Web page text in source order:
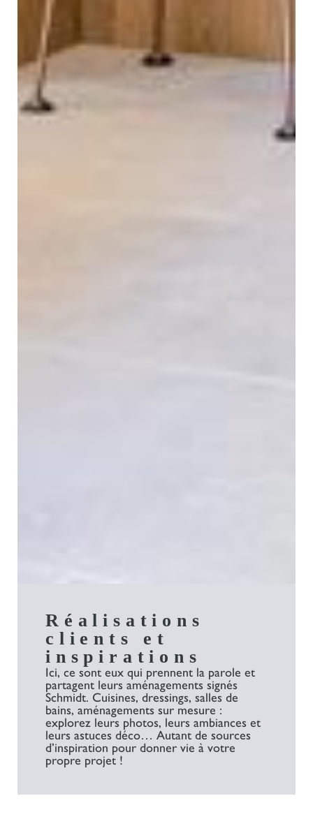
Réalisations
clients et
inspirations​
Ici, ce sont eux qui prennent la parole et
partagent leurs aménagements signés
Schmidt. Cuisines, dressings, salles de
bains, aménagements sur mesure :
explorez leurs photos, leurs ambiances et
leurs astuces déco… Autant de sources
d’inspiration pour donner vie à votre
propre projet !​